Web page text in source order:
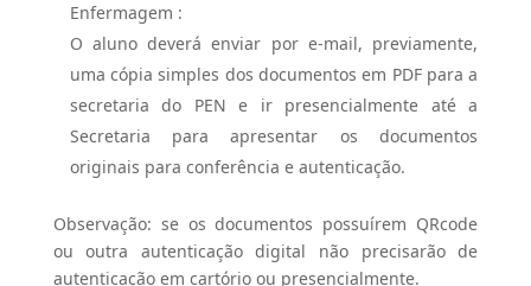
Enfermagem :
O aluno deverá enviar por e-mail, previamente,
uma cópia simples dos documentos em PDF para a
secretaria do PEN e ir presencialmente até a
Secretaria para apresentar os documentos
originais para conferência e autenticação.
Observação: se os documentos possuírem QRcode
ou outra autenticação digital não precisarão de
autenticação em cartório ou presencialmente.